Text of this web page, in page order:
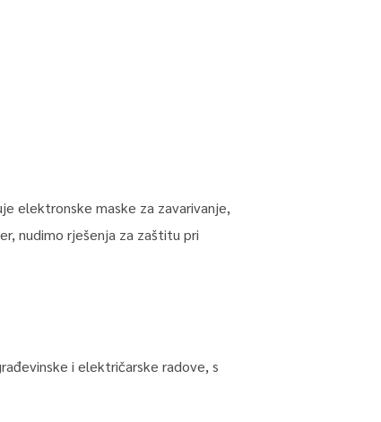
elektronske maske za zavarivanje,
nudimo rješenja za zaštitu pri
i električarske radove, s